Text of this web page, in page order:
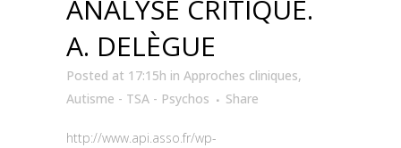
ANALYSE CRITIQUE.
A. DELÈGUE
Posted at 17:15h in Approches cliniques,
Autisme - TSA - Psychos
Share
http://www.api.asso.fr/wp-